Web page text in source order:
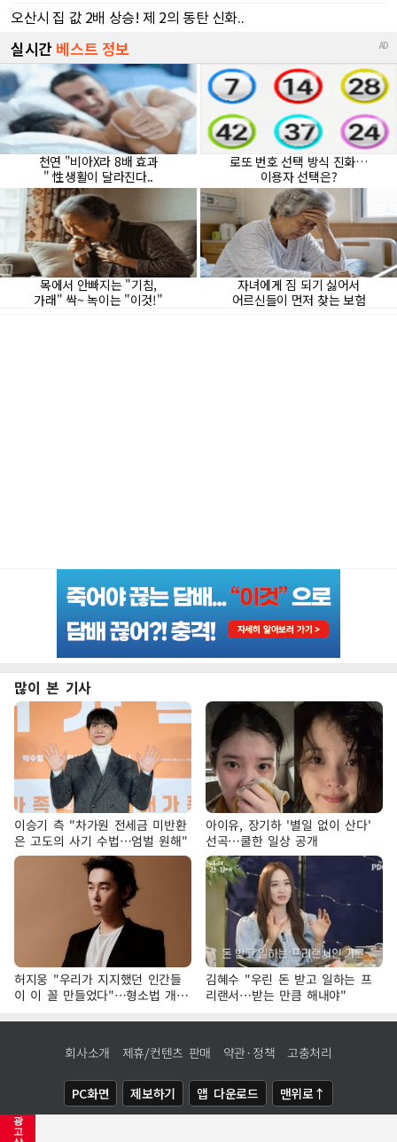
광
고
많이 본 기사
이승기 측 "차가원 전세금 미반환
은 고도의 사기 수법…엄벌 원해"
아이유, 장기하 '별일 없이 산다'
선곡…쿨한 일상 공개
허지웅 "우리가 지지했던 인간들
이 이 꼴 만들었다"…형소법 개정
에 격한 반응
김혜수 "우린 돈 받고 일하는 프
리랜서…받는 만큼 해내야"
회사소개 제휴/컨텐츠 판매 약관·정책 고충처리
PC화면 제보하기 앱 다운로드 맨위로↑